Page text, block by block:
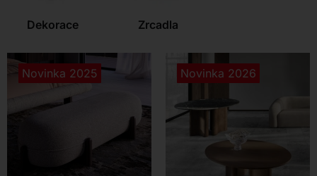
Dekorace Zrcadla
Novinka 2025 Novinka 2026